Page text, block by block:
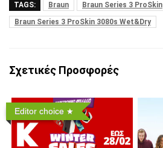
TAGS: Braun
Braun Series 3 ProSkin
Braun Series 3 ProSkin 3080s Wet&Dry
Σχετικές Προσφορές
Editor choice